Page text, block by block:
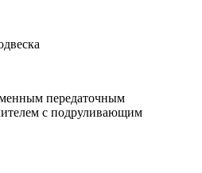
передаточным
c подруливающим